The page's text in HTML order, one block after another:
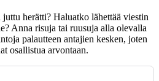
herätti? Haluatko lähettää viestin
Anna risuja tai ruusuja alla olevalla
palautteen antajien kesken, joten
osallistua arvontaan.